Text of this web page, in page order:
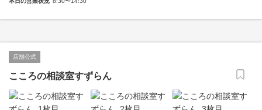
店舗公式
こころの相談室すずらん